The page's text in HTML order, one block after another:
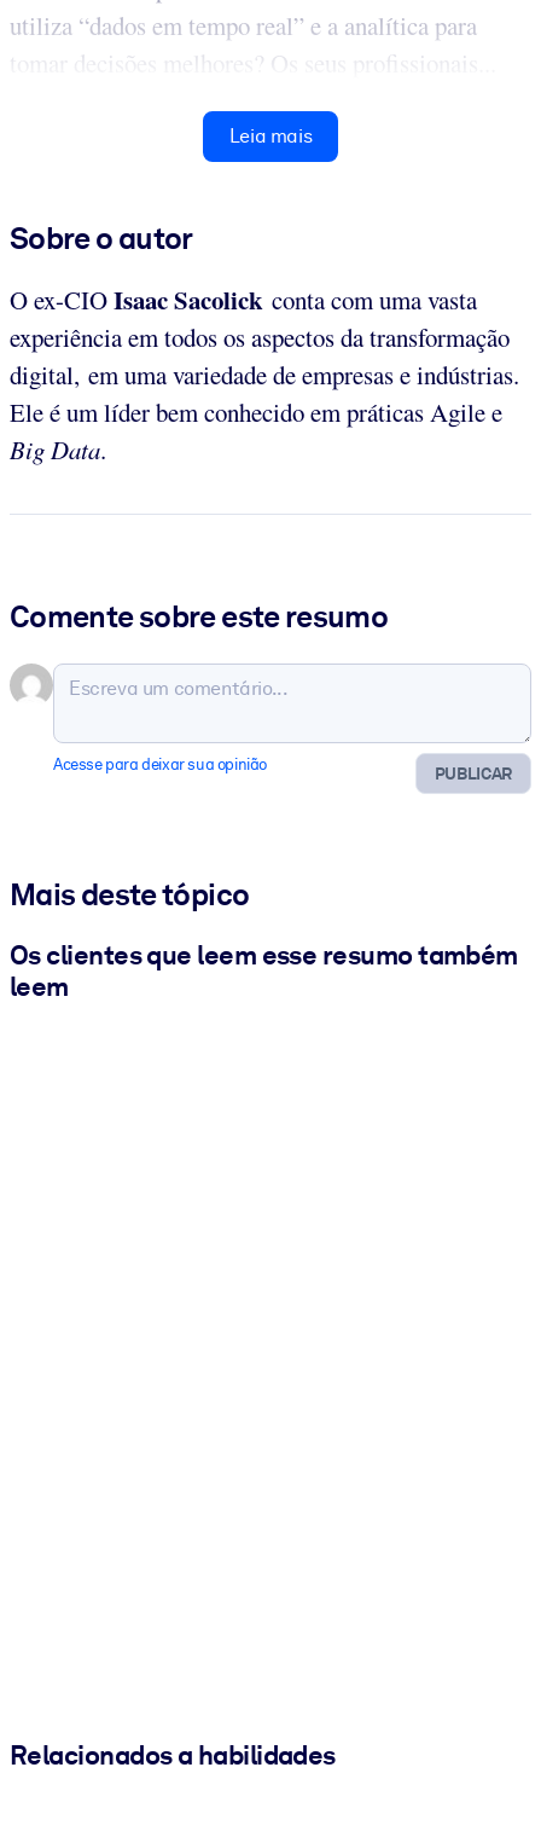
utiliza “dados em tempo real” e a analítica para
tomar decisões melhores? Os seus profissionais...
Leia mais
Sobre o autor
O ex-CIOIsaac Sacolick conta com uma vasta
experiência em todos os aspectos da transformação
digital, em uma variedade de empresas e indústrias.
Ele é um líder bem conhecido em práticas Agile e
Big Data.
Comente sobre este resumo
PUBLICAR
Acesse para deixar sua opinião
Mais deste tópico
Os clientes que leem esse resumo também
leem
Relacionados a habilidades